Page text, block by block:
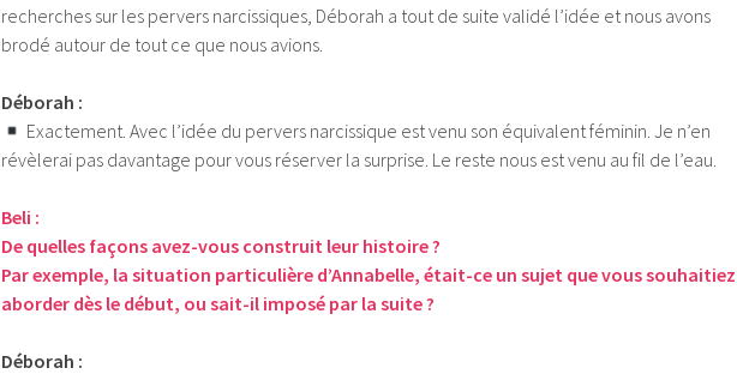
recherches sur les pervers narcissiques, Déborah a tout de suite validé l’idée et nous avons
brodé autour de tout ce que nous avions.
Déborah :
Exactement. Avec l’idée du pervers narcissique est venu son équivalent féminin. Je n’en
révèlerai pas davantage pour vous réserver la surprise. Le reste nous est venu au fil de l’eau.
Beli :
De quelles façons avez-vous construit leur histoire ?
Par exemple, la situation particulière d’Annabelle, était-ce un sujet que vous souhaitiez
aborder dès le début, ou sait-il imposé par la suite ?
Déborah :